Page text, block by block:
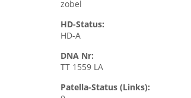
zobel
HD-Status:
HD-A
DNA Nr:
TT 1559 LA
Patella-Status (Links):